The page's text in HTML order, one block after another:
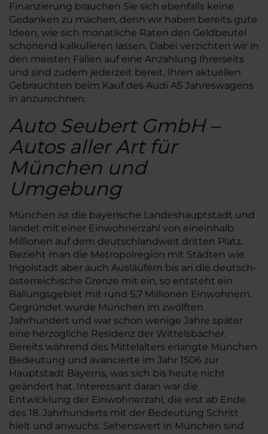
Finanzierung brauchen Sie sich ebenfalls keine
Gedanken zu machen, denn wir haben bereits gute
Ideen, wie sich monatliche Raten den Geldbeutel
schonend kalkulieren lassen. Dabei verzichten wir in
den meisten Fällen auf eine Anzahlung Ihrerseits
und sind zudem jederzeit bereit, Ihren aktuellen
Gebrauchten beim Kauf des Audi A5 Jahreswagens
in anzurechnen.
Auto Seubert GmbH –
Autos aller Art für
München und
Umgebung
München ist die bayerische Landeshauptstadt und
landet mit einer Einwohnerzahl von eineinhalb
Millionen auf dem deutschlandweit dritten Platz.
Bezieht man die Metropolregion mit Städten wie
Ingolstadt aber auch Ausläufern bis an die deutsch-
österreichische Grenze mit ein, so entsteht ein
Ballungsgebiet mit rund 5,7 Millionen Einwohnern.
Gegründet wurde München im zwölften
Jahrhundert und war schon wenige Jahre später
eine herzogliche Residenz der Wittelsbacher.
Bereits während des Mittelalters erlangte München
Bedeutung und avancierte im Jahr 1506 zur
Hauptstadt Bayerns, was sich bis heute nicht
geändert hat. Interessant daran war die
Entwicklung der Einwohnerzahl, die erst ab Ende
des 18. Jahrhunderts mit der Bedeutung Schritt
hielt und anwuchs. Sehenswert in München sind